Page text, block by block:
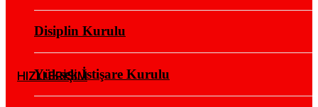
HIZLI ERİŞİM
Disiplin Kurulu
Yüksek İstişare Kurulu